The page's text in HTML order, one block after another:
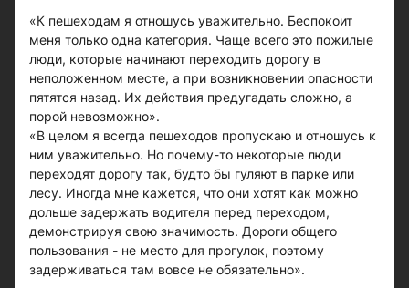
«К пешеходам я отношусь уважительно. Беспокоит
меня только одна категория. Чаще всего это пожилые
люди, которые начинают переходить дорогу в
неположенном месте, а при возникновении опасности
пятятся назад. Их действия предугадать сложно, а
порой невозможно».
«В целом я всегда пешеходов пропускаю и отношусь к
ним уважительно. Но почему-то некоторые люди
переходят дорогу так, будто бы гуляют в парке или
лесу. Иногда мне кажется, что они хотят как можно
дольше задержать водителя перед переходом,
демонстрируя свою значимость. Дороги общего
пользования - не место для прогулок, поэтому
задерживаться там вовсе не обязательно».